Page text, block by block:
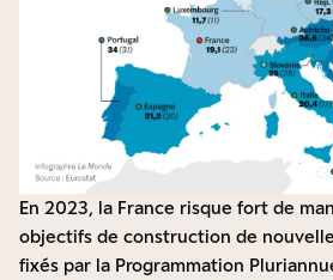
En 2023, la France risque fort de
objectifs de construction de
fixés par la Programmation